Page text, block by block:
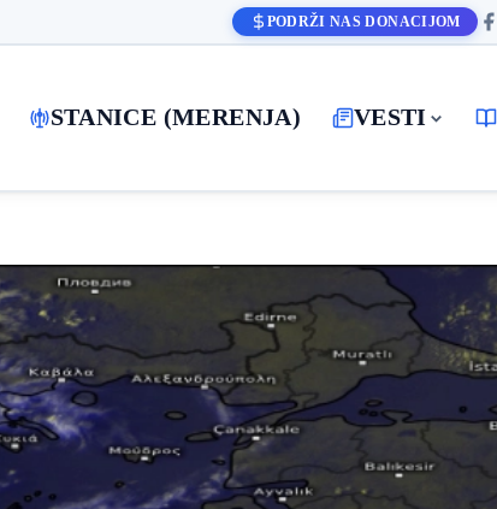
PODRŽI NAS DONACIJOM
STANICE (MERENJA) VESTI